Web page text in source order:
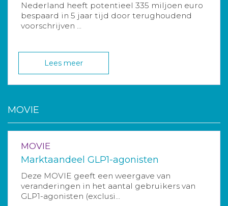
Nederland heeft potentieel 335 miljoen euro
bespaard in 5 jaar tijd door terughoudend
voorschrijven ...
Lees meer
MOVIE
MOVIE
Marktaandeel GLP1-agonisten
Deze MOVIE geeft een weergave van
veranderingen in het aantal gebruikers van
GLP1-agonisten (exclusi...